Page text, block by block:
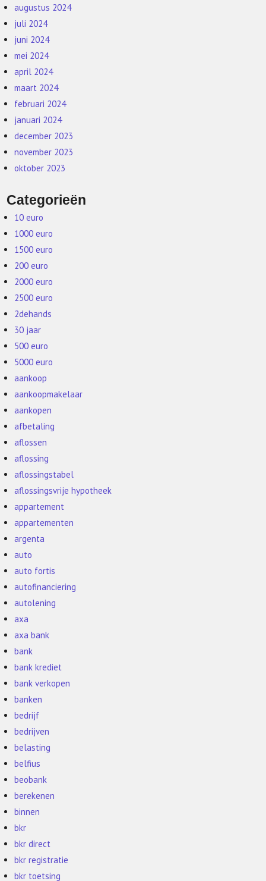
augustus 2024
juli 2024
juni 2024
mei 2024
april 2024
maart 2024
februari 2024
januari 2024
december 2023
november 2023
oktober 2023
Categorieën
10 euro
1000 euro
1500 euro
200 euro
2000 euro
2500 euro
2dehands
30 jaar
500 euro
5000 euro
aankoop
aankoopmakelaar
aankopen
afbetaling
aflossen
aflossing
aflossingstabel
aflossingsvrije hypotheek
appartement
appartementen
argenta
auto
auto fortis
autofinanciering
autolening
axa
axa bank
bank
bank krediet
bank verkopen
banken
bedrijf
bedrijven
belasting
belfius
beobank
berekenen
binnen
bkr
bkr direct
bkr registratie
bkr toetsing